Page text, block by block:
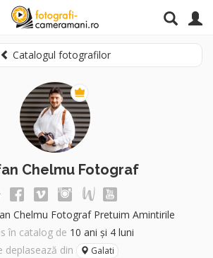
Catalogul fotografilor
Chelmu Fotograf
Chelmu Fotograf Pretuim Amintirile
în catalog de 10 ani și 4 luni
deplasează din
Galati